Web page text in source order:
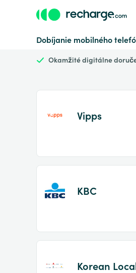
Dobíjanie mobilného
Okamžité digitálne
Vipps
KBC
Korean